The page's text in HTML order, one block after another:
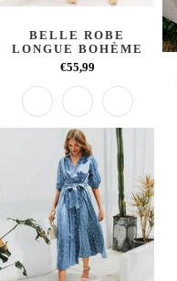
BELLE ROBE
LONGUE BOHÈME
€55,99